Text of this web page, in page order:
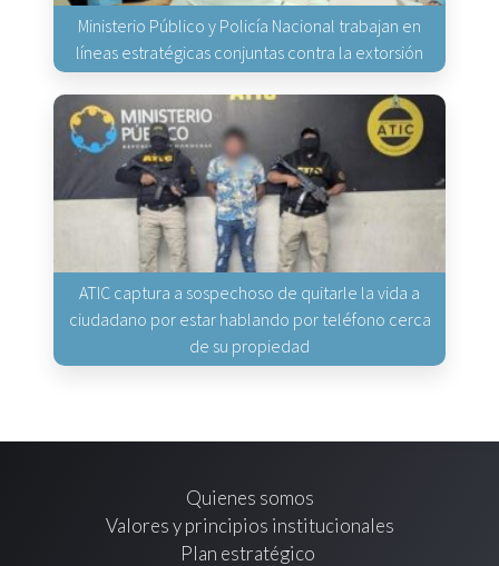
Ministerio Público y Policía Nacional trabajan en
líneas estratégicas conjuntas contra la extorsión
ATIC captura a sospechoso de quitarle la vida a
ciudadano por estar hablando por teléfono cerca
de su propiedad
Quienes somos
Valores y principios institucionales
Plan estratégico